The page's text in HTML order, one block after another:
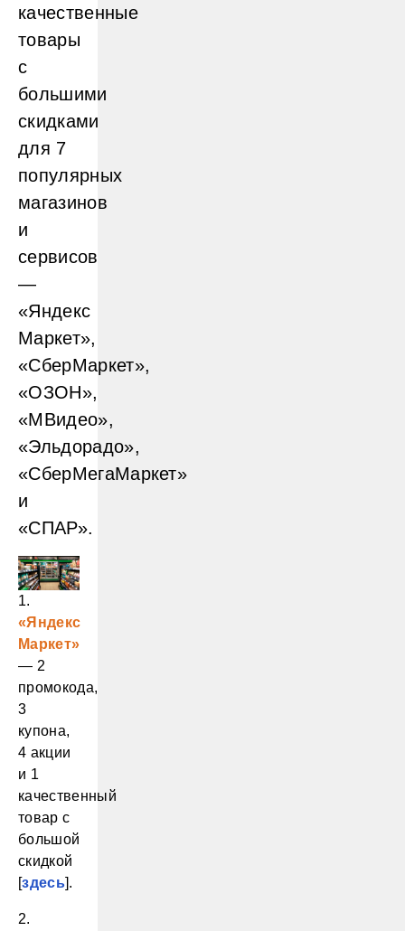
качественные
товары
с
большими
скидками
для 7
популярных
магазинов
и
сервисов
—
«Яндекс
Маркет»,
«СберМаркет»,
«ОЗОН»,
«МВидео»,
«Эльдорадо»,
«СберМегаМаркет»
и
«СПАР».
1.
«Яндекс
Маркет»
— 2
промокода,
3
купона,
4 акции
и 1
качественный
товар с
большой
скидкой
[здесь].
2.